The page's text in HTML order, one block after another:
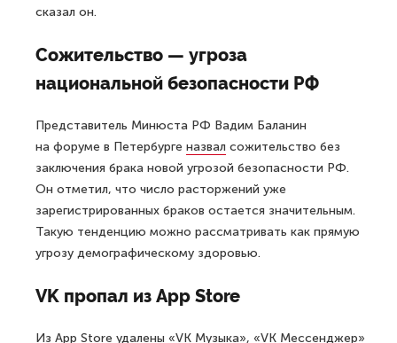
сказал он.
Сожительство — угроза
национальной безопасности РФ
Представитель Минюста РФ Вадим Баланин
на форуме в Петербурге назвал сожительство без
заключения брака новой угрозой безопасности РФ.
Он отметил, что число расторжений уже
зарегистрированных браков остается значительным.
Такую тенденцию можно рассматривать как прямую
угрозу демографическому здоровью.
VK пропал из App Store
Из App Store удалены «VK Музыка», «VK Мессенджер»